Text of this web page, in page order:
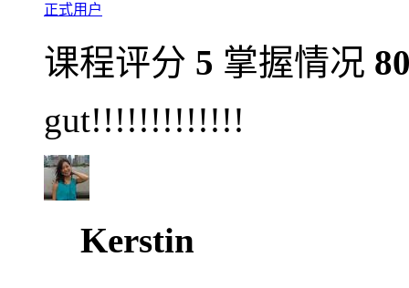
正式用户
课程评分 5 掌握情况
gut!!!!!!!!!!!!!
Kerstin